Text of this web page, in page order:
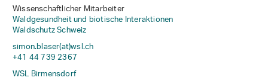
Wissenschaftlicher Mitarbeiter
Waldgesundheit und biotische Interaktionen
Waldschutz Schweiz
simon.blaser(at)wsl.ch
+41 44 739 2367
WSL Birmensdorf